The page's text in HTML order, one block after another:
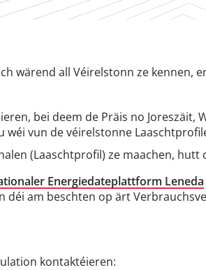
wärend all Véirelstonn ze kennen,
bei deem de Präis no
vun de véirelstonne
(Laaschtprofil) ze maachen,
Energiedateplattform Leneda
déi am beschten op ärt
kontaktéieren: